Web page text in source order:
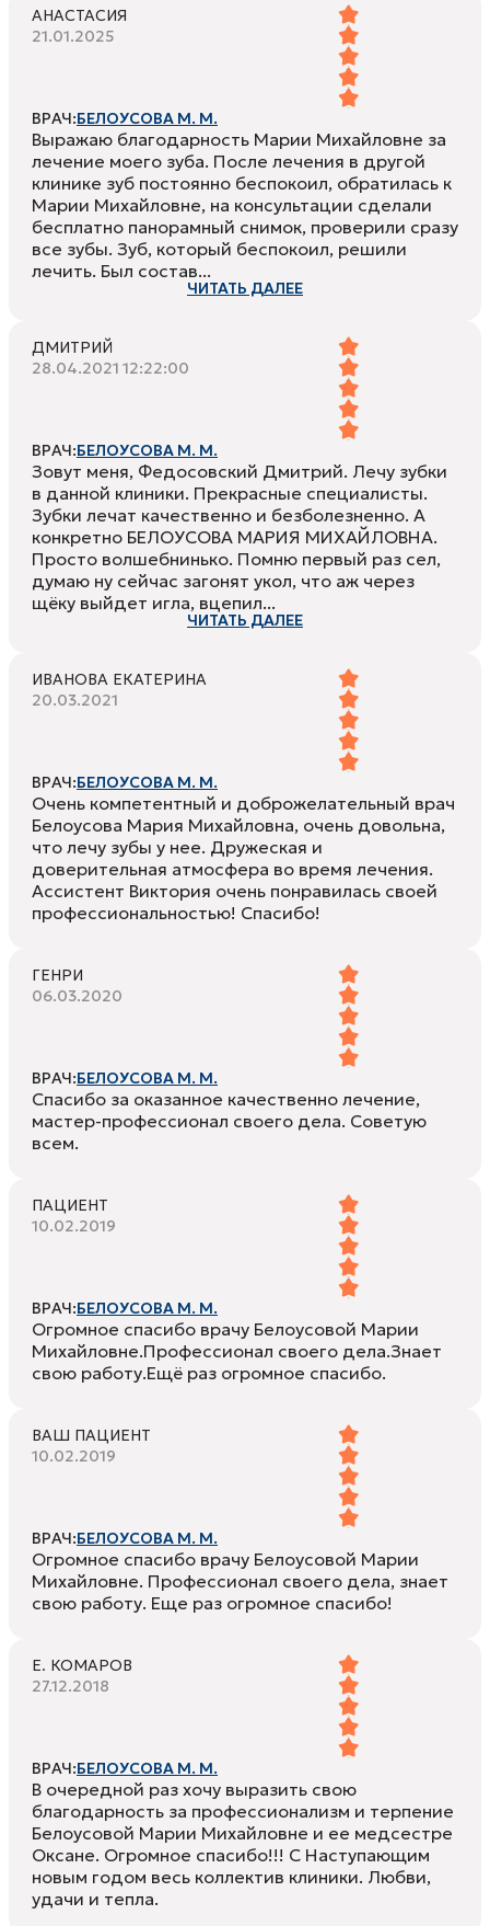
АНАСТАСИЯ
21.01.2025
ВРАЧ:БЕЛОУСОВА М. М.
Выражаю благодарность Марии Михайловне за
лечение моего зуба. После лечения в другой
клинике зуб постоянно беспокоил, обратилась к
Марии Михайловне, на консультации сделали
бесплатно панорамный снимок, проверили сразу
все зубы. Зуб, который беспокоил, решили
лечить. Был состав...
ЧИТАТЬ ДАЛЕЕ
ДМИТРИЙ
28.04.2021 12:22:00
ВРАЧ:БЕЛОУСОВА М. М.
Зовут меня, Федосовский Дмитрий. Лечу зубки
в данной клиники. Прекрасные специалисты.
Зубки лечат качественно и безболезненно. А
конкретно БЕЛОУСОВА МАРИЯ МИХАЙЛОВНА.
Просто волшебнинько. Помню первый раз сел,
думаю ну сейчас загонят укол, что аж через
щёку выйдет игла, вцепил...
ЧИТАТЬ ДАЛЕЕ
ИВАНОВА ЕКАТЕРИНА
20.03.2021
ВРАЧ:БЕЛОУСОВА М. М.
Очень компетентный и доброжелательный врач
Белоусова Мария Михайловна, очень довольна,
что лечу зубы у нее. Дружеская и
доверительная атмосфера во время лечения.
Ассистент Виктория очень понравилась своей
профессиональностью! Спасибо!
ГЕНРИ
06.03.2020
ВРАЧ:БЕЛОУСОВА М. М.
Спасибо за оказанное качественно лечение,
мастер-профессионал своего дела. Советую
всем.
ПАЦИЕНТ
10.02.2019
ВРАЧ:БЕЛОУСОВА М. М.
Огромное спасибо врачу Белоусовой Марии
Михайловне.Профессионал своего дела.Знает
свою работу.Ещё раз огромное спасибо.
ВАШ ПАЦИЕНТ
10.02.2019
ВРАЧ:БЕЛОУСОВА М. М.
Огромное спасибо врачу Белоусовой Марии
Михайловне. Профессионал своего дела, знает
свою работу. Еще раз огромное спасибо!
Е. КОМАРОВ
27.12.2018
ВРАЧ:БЕЛОУСОВА М. М.
В очередной раз хочу выразить свою
благодарность за профессионализм и терпение
Белоусовой Марии Михайловне и ее медсестре
Оксане. Огромное спасибо!!! С Наступающим
новым годом весь коллектив клиники. Любви,
удачи и тепла.